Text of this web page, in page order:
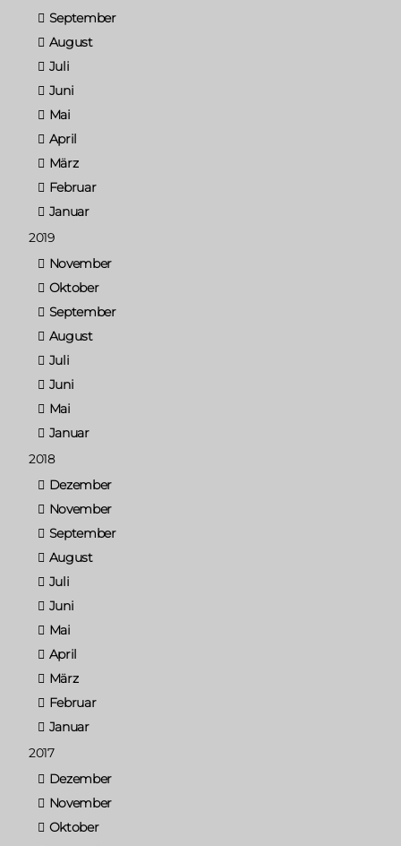
September
August
Juli
Juni
Mai
April
März
Februar
Januar
2019
November
Oktober
September
August
Juli
Juni
Mai
Januar
2018
Dezember
November
September
August
Juli
Juni
Mai
April
März
Februar
Januar
2017
Dezember
November
Oktober